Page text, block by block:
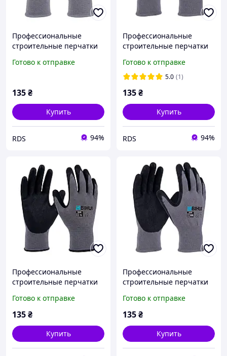
Профессиональные
строительные перчатки
(TGDXL)
Готово к отправке
135₴
Купить
RDS 94%
Профессиональные
строительные перчатки
(TGDXXL)
Готово к отправке
5.0 (1)
135₴
Купить
RDS 94%
Профессиональные
строительные перчатки
Готово к отправке
135₴
Купить
Профессиональные
строительные перчатки
(TGDXXL)
Готово к отправке
135₴
Купить